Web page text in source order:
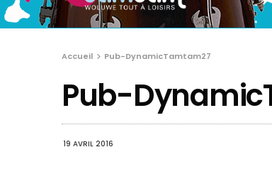
Accueil Pub-DynamicTamtam27
Pub-
19 AVRIL 2016